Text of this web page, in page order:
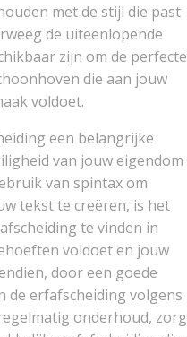
met de stijl die past
de uiteenlopende
zijn om de perfecte
die aan jouw
voldoet.
een belangrijke
van jouw eigendom
van spintax om
tekst te creëren, is het
te vinden in
voldoet en jouw
door een goede
de erfafscheiding volgens
onderhoud, zorg